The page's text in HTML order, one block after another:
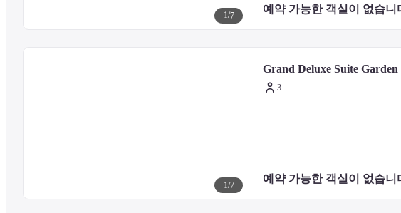
1/7
예약 가능한 객실이 없습니
1/7
Grand Deluxe Suite Garden
3
예약 가능한 객실이 없습니